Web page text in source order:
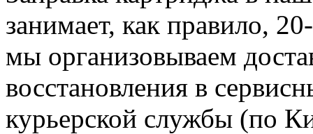
занимает, как правило,
мы организовываем
восстановления в
курьерской службы (по